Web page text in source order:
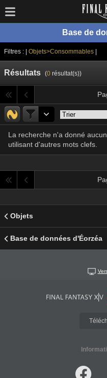
Base de
Filtres : | Objets>Consommables|
Résultats (0résultat(s))
La recherche n'a donné
utilisant d'autres mots clefs.
Objets
Base de données d'Éorzéa